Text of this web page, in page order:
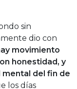
sin
dio con
movimiento
honestidad, y
mental del fin de
los días